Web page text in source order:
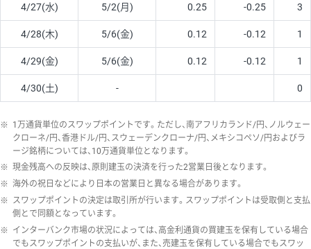
4/27(水) 5/2(月) 0.25 -0.25 3
4/28(木) 5/6(金) 0.12 -0.12 1
4/29(金) 5/6(金) 0.12 -0.12 1
4/30(土) - 0
※ 1万通貨単位のスワップポイントです。ただし、南アフリカランド/円、ノルウェー
クローネ/円、香港ドル/円、スウェーデンクローナ/円、メキシコペソ/円およびラ
ージ銘柄については、10万通貨単位となります。
※ 現金残高への反映は、原則建玉の決済を行った2営業日後となります。
※ 海外の祝日などにより日本の営業日と異なる場合があります。
※ スワップポイントの決定は取引所が行います。スワップポイントは受取側と支払
側とで同額となっています。
※ インターバンク市場の状況によっては、高金利通貨の買建玉を保有している場合
でもスワップポイントの支払いが、また、売建玉を保有している場合でもスワッ